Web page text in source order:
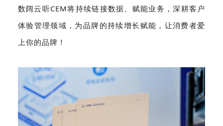
数阔云听CEM将持续链接数据、赋能业务，深耕客户
体验管理领域，为品牌的持续增长赋能，让消费者爱
上你的品牌！